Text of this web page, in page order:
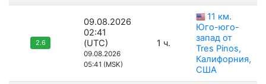
2.6
09.08.2026
02:41
(UTC)
09.08.2026
05:41 (MSK)
1 ч.
11 км.
Юго-юго-
запад от
Tres Pinos,
Калифорния,
США